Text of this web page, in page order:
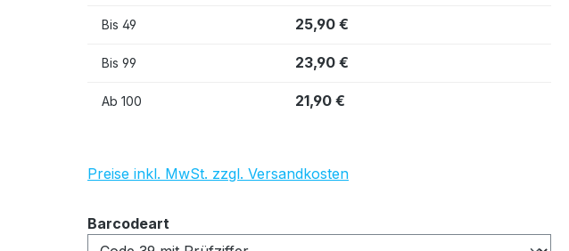
Bis 49 25,90 €
Bis 99 23,90 €
Ab 100 21,90 €
Preise inkl. MwSt. zzgl. Versandkosten
Barcodeart